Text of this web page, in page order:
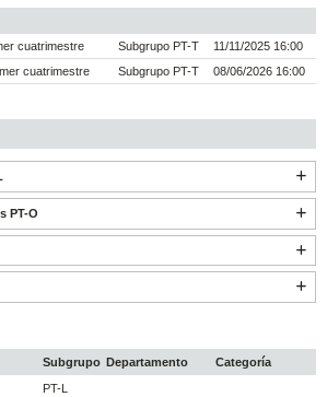
cuatrimestre
Subgrupo PT-T
11/11/2025 16:00
cuatrimestre
Subgrupo PT-T 08/06/2026 16:00
PT-O
Subgrupo Departamento
Categoría
PT-L